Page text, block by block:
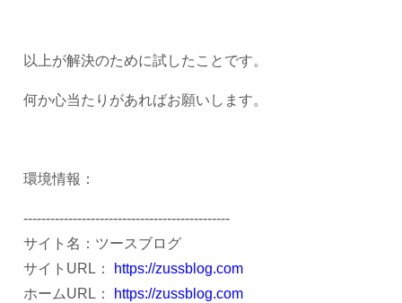
以上が解決のために試したことです。
何か心当たりがあればお願いします。
環境情報：
----------------------------------------------
サイト名：ツースブログ
サイトURL：
https://zussblog.com
ホームURL：
https://zussblog.com